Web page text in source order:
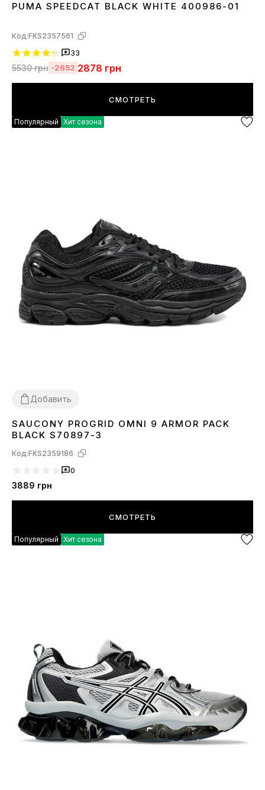
36373839 40414243 4445
PUMA SPEEDCAT BLACK WHITE 400986-01
Код:FKS2357561
33
5530грн -2652 2878 грн
СМОТРЕТЬ
Популярный Хит сезона
Добавить
404142 44 45
SAUCONY PROGRID OMNI 9 ARMOR PACK
BLACK S70897-3
Код:FKS2359186
0
3889 грн
СМОТРЕТЬ
Популярный Хит сезона